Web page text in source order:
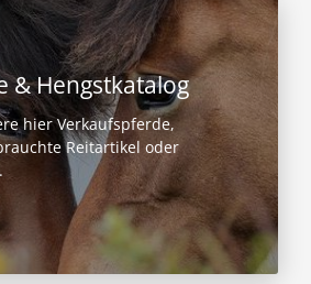
& Hengstkatalog
hier Verkaufspferde,
Reitartikel oder